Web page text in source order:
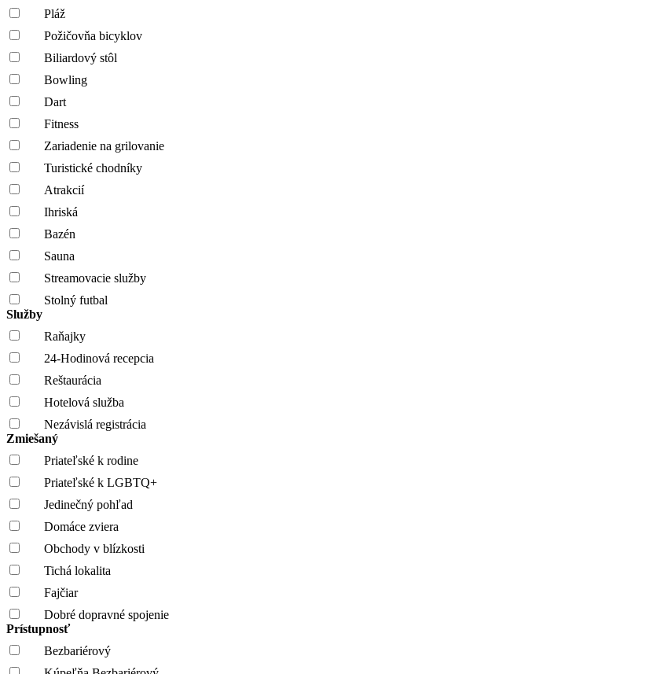
Pláž
Požičovňa bicyklov
Biliardový stôl
Bowling
Dart
Fitness
Zariadenie na grilovanie
Turistické chodníky
Atrakcií
Ihriská
Bazén
Sauna
Streamovacie služby
Stolný futbal
Služby
Raňajky
24-Hodinová recepcia
Reštaurácia
Hotelová služba
Nezávislá registrácia
Zmiešaný
Priateľské k rodine
Priateľské k LGBTQ+
Jedinečný pohľad
Domáce zviera
Obchody v blízkosti
Tichá lokalita
Fajčiar
Dobré dopravné spojenie
Prístupnosť
Bezbariérový